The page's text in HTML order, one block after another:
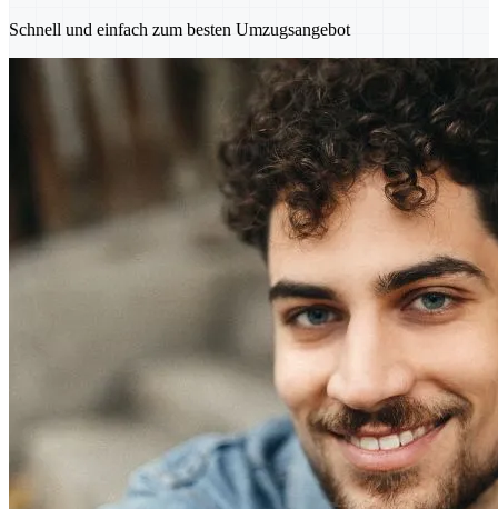
Schnell und einfach zum besten Umzugsangebot